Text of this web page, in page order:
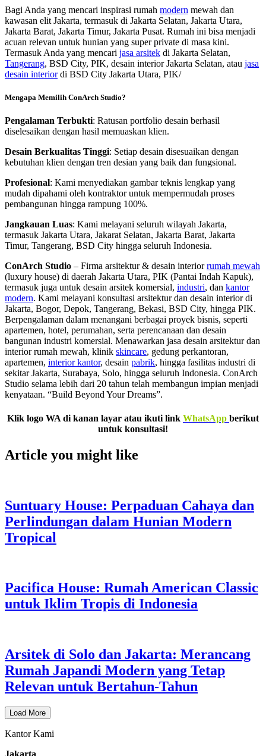
Bagi Anda yang mencari inspirasi rumah modern mewah dan
kawasan elit Jakarta, termasuk di Jakarta Selatan, Jakarta Utara,
Jakarta Barat, Jakarta Timur, Jakarta Pusat. Rumah ini bisa menjadi
acuan relevan untuk hunian yang super private di masa kini.
Termasuk Anda yang mencari jasa arsitek di Jakarta Selatan,
Tangerang, BSD City, PIK, desain interior Jakarta Selatan, atau jasa
desain interiordi BSD City Jakarta Utara, PIK/
Mengapa Memilih ConArch Studio?
Pengalaman Terbukti: Ratusan portfolio desain berhasil
diselesaikan dengan hasil memuaskan klien.
Desain Berkualitas Tinggi: Setiap desain disesuaikan dengan
kebutuhan klien dengan tren desian yang baik dan fungsional.
Profesional: Kami menyediakan gambar teknis lengkap yang
mudah dipahami oleh kontraktor untuk mempermudah proses
pembangunan hingga rampung 100%.
Jangkauan Luas: Kami melayani seluruh wilayah Jakarta,
termasuk Jakarta Utara, Jakarat Selatan, Jakarta Barat, Jakarta
Timur, Tangerang, BSD City hingga seluruh Indonesia.
ConArch Studio – Firma arsitektur & desain interiorrumah mewah
(luxury house) di daerah Jakarta Utara, PIK (Pantai Indah Kapuk),
termasuk juga untuk desain arsitek komersial, industri, dan kantor
modern. Kami melayani konsultasi arsitektur dan desain interior di
Jakarta, Bogor, Depok, Tangerang, Bekasi, BSD City, hingga PIK.
Berpengalaman dalam menangani berbagai proyek bisnis, seperti
apartemen, hotel, perumahan, serta perencanaan dan desain
bangunan industri komersial. Menawarkan jasa desain arsitektur dan
interior rumah mewah, klinik skincare, gedung perkantoran,
apartemen, interior kantor, desain pabrik, hingga fasilitas industri di
sekitar Jakarta, Surabaya, Solo, hingga seluruh Indonesia. ConArch
Studio selama lebih dari 20 tahun telah membangun impian menjadi
kenyataan. “Build Beyond Your Dreams”.
Klik logo WA di kanan layar atau ikuti link WhatsApp berikut
untuk konsultasi!
Article you might like
Suntuary House: Perpaduan Cahaya dan
Perlindungan dalam Hunian Modern
Tropical
Pacifica House: Rumah American Classic
untuk Iklim Tropis di Indonesia
Arsitek di Solo dan Jakarta: Merancang
Rumah Japandi Modern yang Tetap
Relevan untuk Bertahun-Tahun
Load More
Kantor Kami